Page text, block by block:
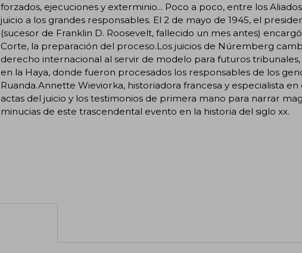
forzados, ejecuciones y exterminio... Poco a poco, entre los
juicio a los grandes responsables. El 2 de mayo de 1945, el
(sucesor de Franklin D. Roosevelt, fallecido un mes antes)
Corte, la preparación del proceso.Los juicios de Núremberg
derecho internacional al servir de modelo para futuros
en la Haya, donde fueron procesados los responsables de los
Ruanda.Annette Wieviorka, historiadora francesa y especialista
actas del juicio y los testimonios de primera mano para narrar
minucias de este trascendental evento en la historia del siglo xx.